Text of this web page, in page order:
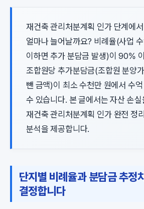
재건축 관리처분계획 인가 단계에
얼마나 늘어날까요? 비례율(사업
이하면 추가 분담금 발생)이 90%
조합원당 추가분담금(조합원 분양
뺀 금액)이 최소 수천만 원에서 수
수 있습니다. 본 글에서는 자산 손
재건축 관리처분계획 인가 완전 정
분석을 제공합니다.
단지별 비례율과 분담금 추정
결정합니다